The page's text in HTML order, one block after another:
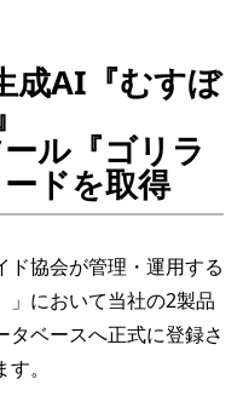
成AI『むすぼ
ル『ゴリラ
ドを取得
ド協会が管理・運用する
」において当社の2製品
タベースへ正式に登録さ
。